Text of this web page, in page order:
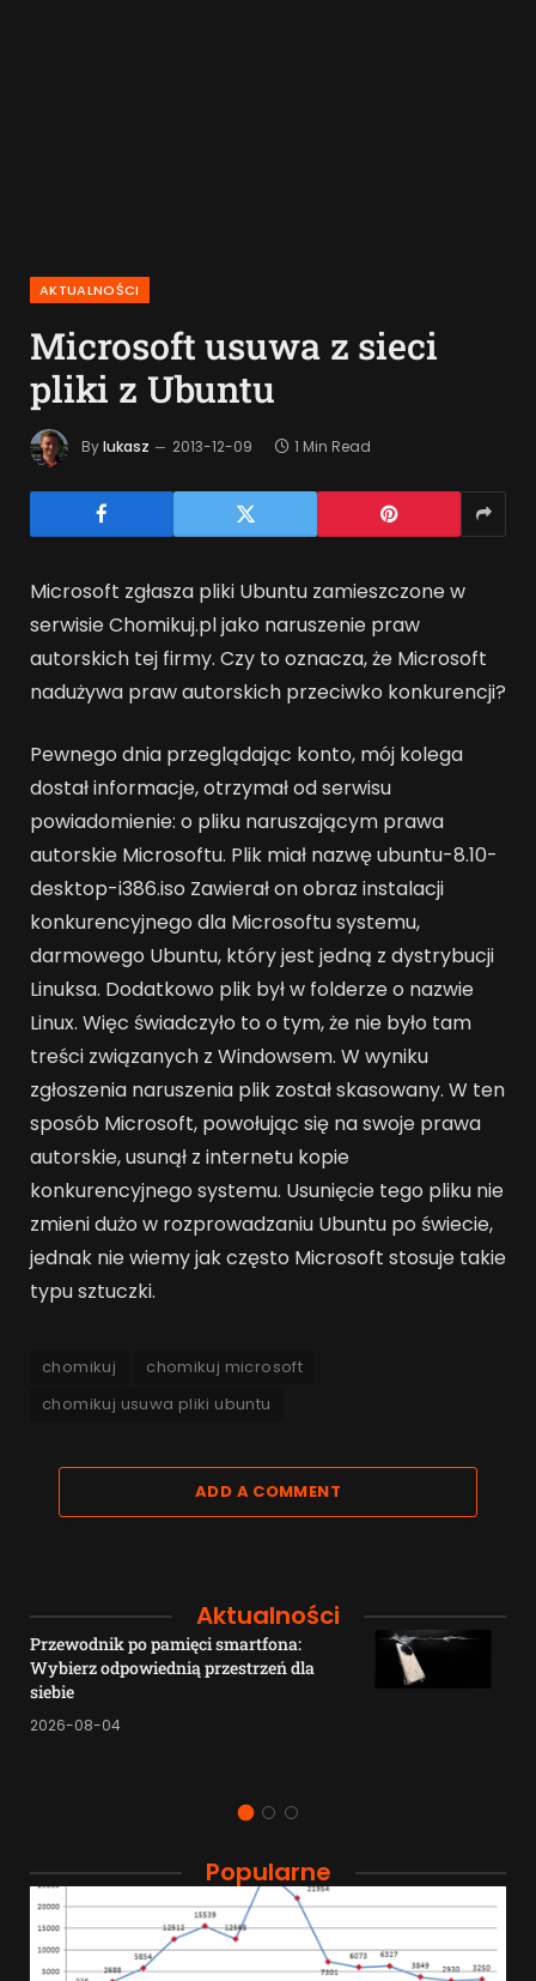
AKTUALNOŚCI
Microsoft usuwa z sieci
pliki z Ubuntu
Bylukasz 2013-12-09 1 Min Read
Microsoft zgłasza pliki Ubuntu zamieszczone w
serwisie Chomikuj.pl jako naruszenie praw
autorskich tej firmy. Czy to oznacza, że Microsoft
nadużywa praw autorskich przeciwko konkurencji?
Pewnego dnia przeglądając konto, mój kolega
dostał informacje, otrzymał od serwisu
powiadomienie: o pliku naruszającym prawa
autorskie Microsoftu. Plik miał nazwę ubuntu-8.10-
desktop-i386.iso Zawierał on obraz instalacji
konkurencyjnego dla Microsoftu systemu,
darmowego Ubuntu, który jest jedną z dystrybucji
Linuksa. Dodatkowo plik był w folderze o nazwie
Linux. Więc świadczyło to o tym, że nie było tam
treści związanych z Windowsem. W wyniku
zgłoszenia naruszenia plik został skasowany. W ten
sposób Microsoft, powołując się na swoje prawa
autorskie, usunął z internetu kopie
konkurencyjnego systemu. Usunięcie tego pliku nie
zmieni dużo w rozprowadzaniu Ubuntu po świecie,
jednak nie wiemy jak często Microsoft stosuje takie
typu sztuczki.
chomikuj
chomikuj microsoft
chomikuj usuwa pliki ubuntu
ADD A COMMENT
Aktualności
Przewodnik po pamięci smartfona:
Wybierz odpowiednią przestrzeń dla
siebie
2026-08-04
Popularne